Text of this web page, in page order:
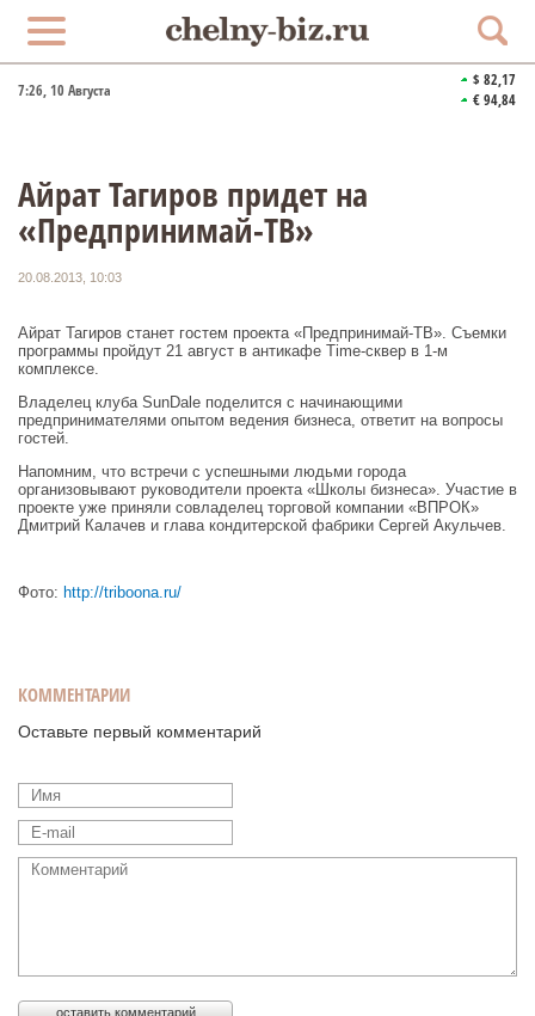
7:26, 10 Августа
$ 82,17
€ 94,84
Айрат Тагиров придет на
«Предпринимай-ТВ»
20.08.2013, 10:03
Айрат Тагиров станет гостем проекта «Предпринимай-ТВ». Съемки
программы пройдут 21 август в антикафе Time-сквер в 1-м
комплексе.
Владелец клуба SunDale поделится с начинающими
предпринимателями опытом ведения бизнеса, ответит на вопросы
гостей.
Напомним, что встречи с успешными людьми города
организовывают руководители проекта «Школы бизнеса». Участие в
проекте уже приняли совладелец торговой компании «ВПРОК»
Дмитрий Калачев и глава кондитерской фабрики Сергей Акульчев.
Фото: http://triboona.ru/
КОММЕНТАРИИ
Оставьте первый комментарий